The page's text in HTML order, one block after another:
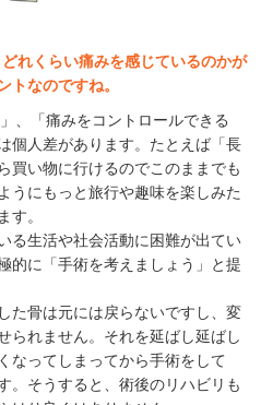
れくらい痛みを感じているのかが
トなのですね。
、「痛みをコントロールできる
個人差があります。たとえば「長
買い物に行けるのでこのままでも
うにもっと旅行や趣味を楽しみた
す。
る生活や社会活動に困難が出てい
的に「手術を考えましょう」と提
た骨は元には戻らないですし、変
られません。それを延ばし延ばし
なってしまってから手術をして
。そうすると、術後のリハビリも